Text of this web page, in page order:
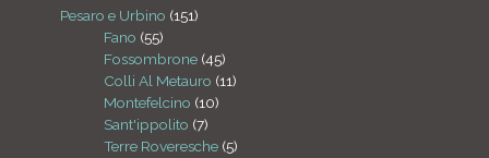
Pesaro e Urbino (151)
Fano (55)
Fossombrone (45)
Colli Al Metauro (11)
Montefelcino (10)
Sant'ippolito (7)
Terre Roveresche (5)